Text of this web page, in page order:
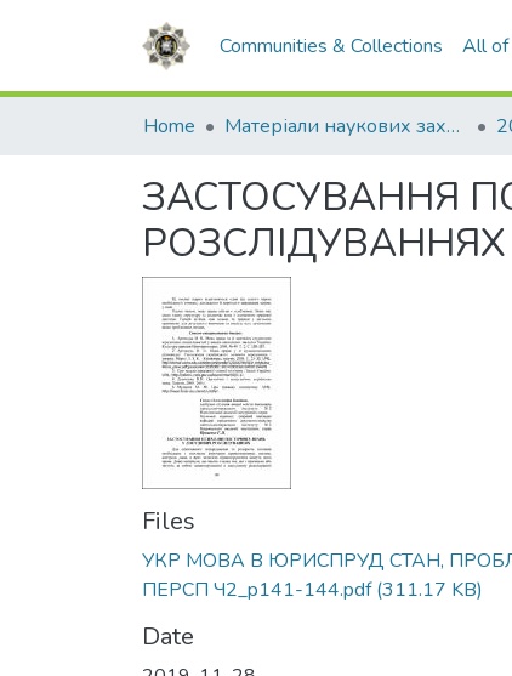
Communities & Collections All of
Home Матеріали наукових заходів
ЗАСТОСУВАННЯ
РОЗСЛІДУВАННЯХ
Files
УКР МОВА В ЮРИСПРУД СТАН,
ПЕРСП Ч2_p141-144.pdf(311.17 KB)
Date